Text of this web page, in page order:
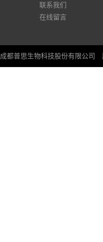
联系我们
在线留言
成都普思生物科技股份有限公司